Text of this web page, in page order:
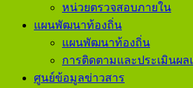
หน่วยตรวจสอบภายใน
แผนพัฒนาท้องถิ่น
แผนพัฒนาท้องถิ่น
การติดตามและประเมินผ
ศูนย์ข้อมูลข่าวสาร